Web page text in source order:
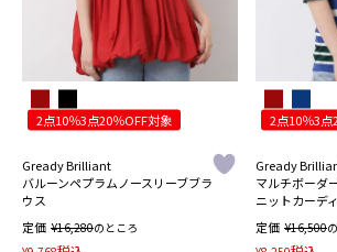
2点10％3点20％OFF対象
Gready Brilliant
バルーンペプラムノースリーブブラ
ウス
定価 ¥16,280のところ
2点10％3点
Gready
マルチボーダ
ニットカーデ
定価 ¥16,500